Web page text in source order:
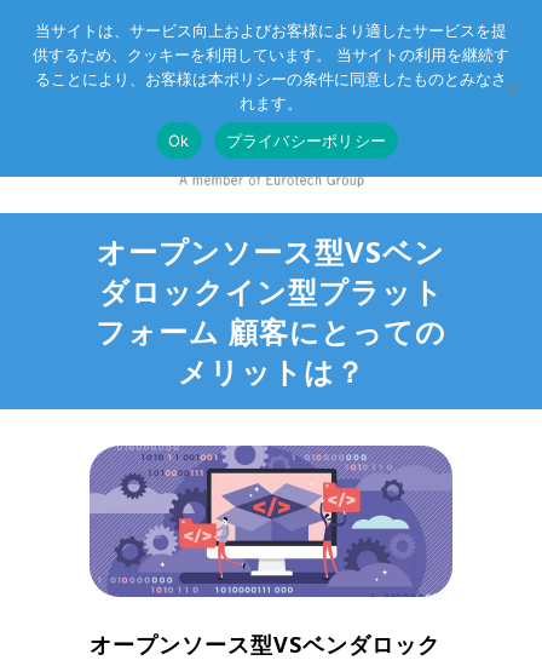
Eurotechグループ お客様サポート お問い合わせ
オープンソース型VSベン
ダロックイン型プラット
フォーム 顧客にとっての
メリットは？
オープンソース型VSベンダロック
当サイトは、サービス向上およびお客様により適したサービスを提
供するため、クッキーを利用しています。 当サイトの利用を継続す
ることにより、お客様は本ポリシーの条件に同意したものとみなさ
れます。
Ok
プライバシーポリシー